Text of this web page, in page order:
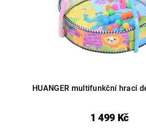
HUANGER multifunkční hrací
1 499 Kč